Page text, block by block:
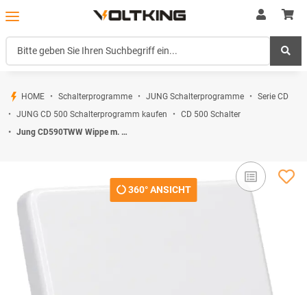
HOME Schalterprogramme JUNG Schalterprogramme
Serie CD
JUNG CD 500 Schalterprogramm kaufen
CD 500 Schalter
Jung CD590TWW Wippe m. Symbol "Tuer" (Duroplast) Alpinweiß Serie CD
360° ANSICHT